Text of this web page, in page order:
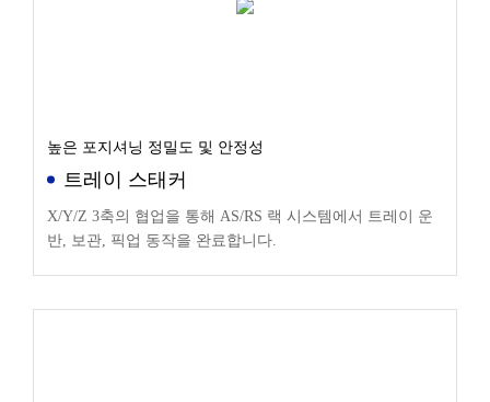
높은 포지셔닝 정밀도 및 안정성
트레이 스태커
X/Y/Z 3축의 협업을 통해 AS/RS 랙 시스템에서 트레이 운
반, 보관, 픽업 동작을 완료합니다.